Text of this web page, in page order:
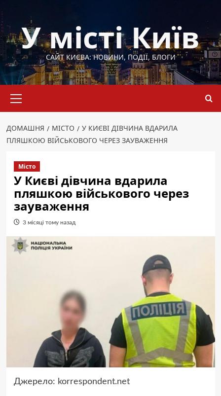
до
вмістуУ місті Київ
САЙТ КИЄВА: НОВИНИ, ПОДІЇ, БЛОГИ
меню
ДОМАШНЯ МІСТО
У КИЄВІ ДІВЧИНА ВДАРИЛА
ПЛЯШКОЮ ВІЙСЬКОВОГО ЧЕРЕЗ ЗАУВАЖЕННЯ
Місто
У Києві дівчина вдарила
пляшкою військового через
зауваження
3 місяці тому назад
Джерело: korrespondent.net